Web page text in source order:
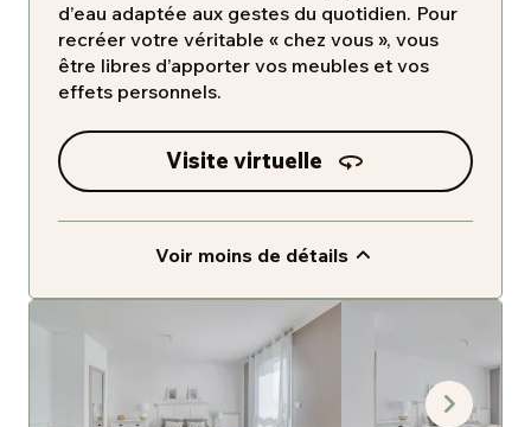
d’eau adaptée aux gestes du quotidien. Pour
recréer votre véritable « chez vous », vous
être libres d’apporter vos meubles et vos
effets personnels.
Visite virtuelle
Voir moins de détails